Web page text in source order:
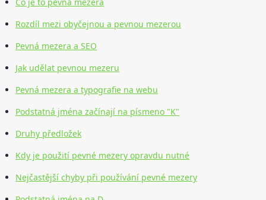
Co je to pevná mezera
Rozdíl mezi obyčejnou a pevnou mezerou
Pevná mezera a SEO
Jak udělat pevnou mezeru
Pevná mezera a typografie na webu
Podstatná jména začínají na písmeno "K"
Druhy předložek
Kdy je použití pevné mezery opravdu nutné
Nejčastější chyby při používání pevné mezery